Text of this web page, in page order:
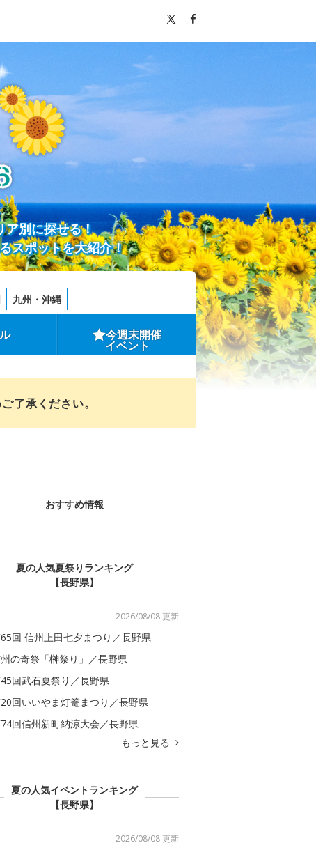
ア別に探せる！
スポットを大紹介！
九州・沖縄
今週末開催
イベント
了承ください。
おすすめ情報
夏の人気夏祭りランキング
【長野県】
2026/08/08 更新
回 信州上田七夕まつり／長野県
の奇祭「榊祭り」／長野県
回武石夏祭り／長野県
回いいやま灯篭まつり／長野県
回信州新町納涼大会／長野県
もっと見る
夏の人気イベントランキング
【長野県】
2026/08/08 更新